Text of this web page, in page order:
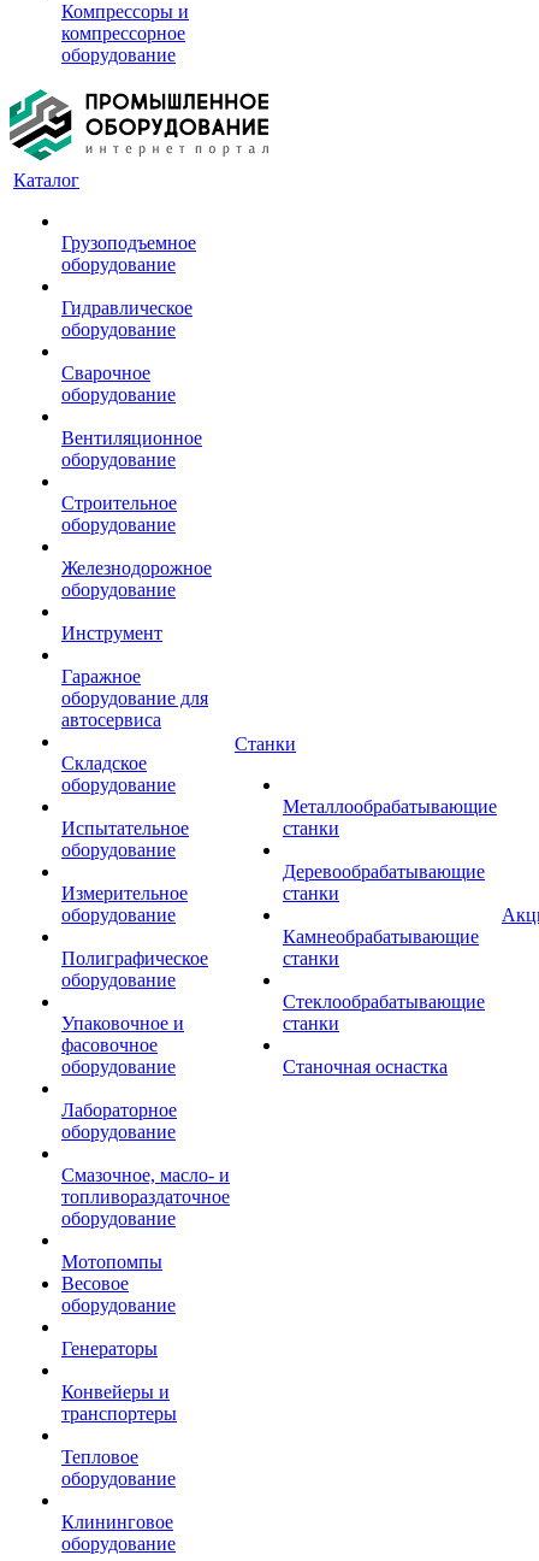
Компрессоры и
компрессорное
оборудование
Каталог
Грузоподъемное
оборудование
Гидравлическое
оборудование
Сварочное
оборудование
Вентиляционное
оборудование
Строительное
оборудование
Железнодорожное
оборудование
Инструмент
Гаражное
оборудование для
автосервиса
Складское
оборудование
Испытательное
оборудование
Измерительное
оборудование
Полиграфическое
оборудование
Упаковочное и
фасовочное
оборудование
Лабораторное
оборудование
Смазочное, масло- и
топливораздаточное
оборудование
Мотопомпы
Весовое
оборудование
Генераторы
Конвейеры и
транспортеры
Тепловое
оборудование
Клининговое
оборудование
Станки
Металлообрабатывающие
станки
Деревообрабатывающие
станки
Камнеобрабатывающие
станки
Стеклообрабатывающие
станки
Станочная оснастка